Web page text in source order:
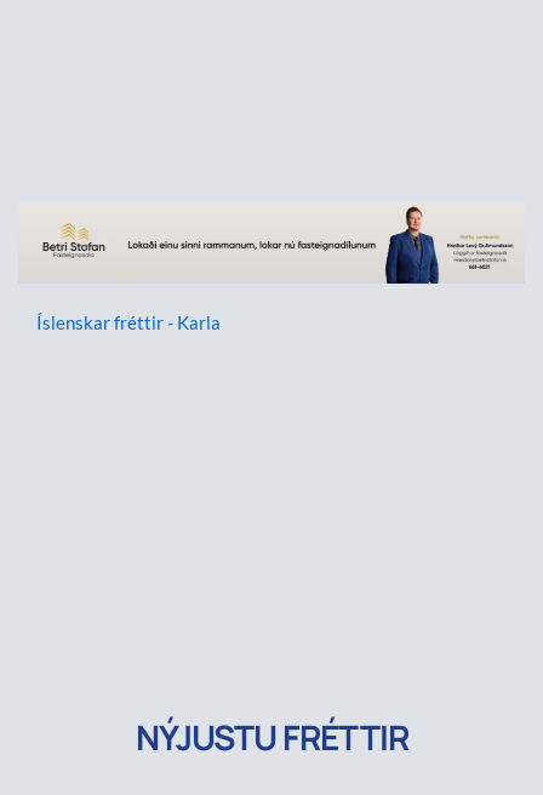
Íslenskar fréttir - Karla
NÝJUSTU FRÉTTIR